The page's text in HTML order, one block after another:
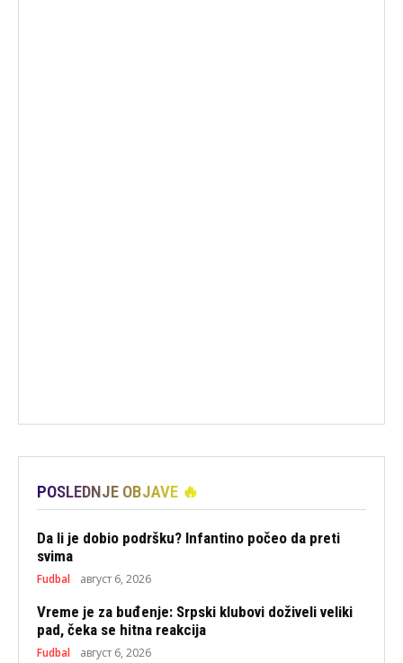
POSLEDNJE OBJAVE 🔥
Da li je dobio podršku? Infantino počeo da preti
svima
Fudbal август 6, 2026
Vreme je za buđenje: Srpski klubovi doživeli veliki
pad, čeka se hitna reakcija
Fudbal август 6, 2026